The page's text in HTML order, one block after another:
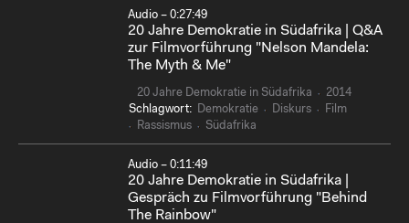
Audio – 0:27:49
20 Jahre Demokratie in Südafrika | Q&A
zur Filmvorführung "Nelson Mandela:
The Myth & Me"
20 Jahre Demokratie in Südafrika
2014
Schlagwort:
Demokratie Diskurs
Film
Rassismus
Südafrika
Audio – 0:11:49
20 Jahre Demokratie in Südafrika |
Gespräch zu Filmvorführung "Behind
The Rainbow"